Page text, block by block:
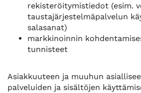
rekisteröitymistiedot (esim.
taustajärjestelmäpalvelun
salasanat)
markkinoinnin
tunnisteet
Asiakkuuteen ja muuhun
palveluiden ja sisältöjen